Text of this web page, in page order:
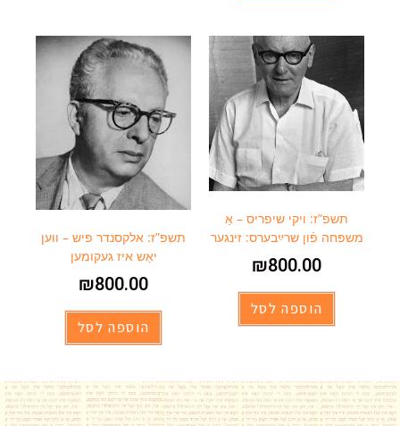
תשפ”ז: ויקי שיפריס – אַ
משפּחה פֿון שרײַבערס: זינגער
₪800.00
הוספה לסל
תשפ”ז: אלקסנדר פיש – ווען
יאַש איז געקומען
₪800.00
הוספה לסל